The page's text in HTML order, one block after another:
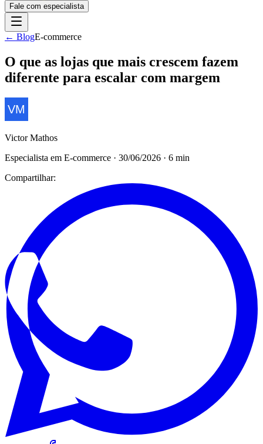
Fale com especialista
← BlogE-commerce
O que as lojas que mais crescem fazem
diferente para escalar com margem
Victor Mathos
Especialista em E-commerce · 30/06/2026 · 6 min
Compartilhar: